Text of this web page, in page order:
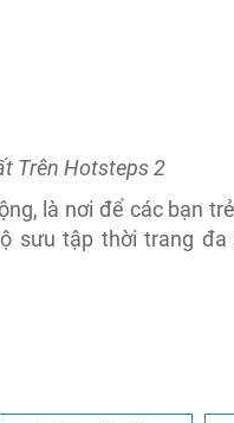
Trên Hotsteps 2
là nơi để các bạn
sưu tập thời trang